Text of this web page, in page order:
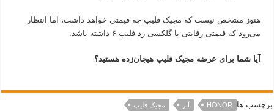
هنوز مشخص نیست که مجیک فلیپ چه قیمتی خواهد داشت، اما انتظار
می‌رود که قیمتی رقابتی با گلکسی زد فلیپ ۶ داشته باشد.
آیا شما برای عرضه مجیک فلیپ هیجان‌زده هستید؟
برچسب ها HONOR آنر مجیک فلیپ